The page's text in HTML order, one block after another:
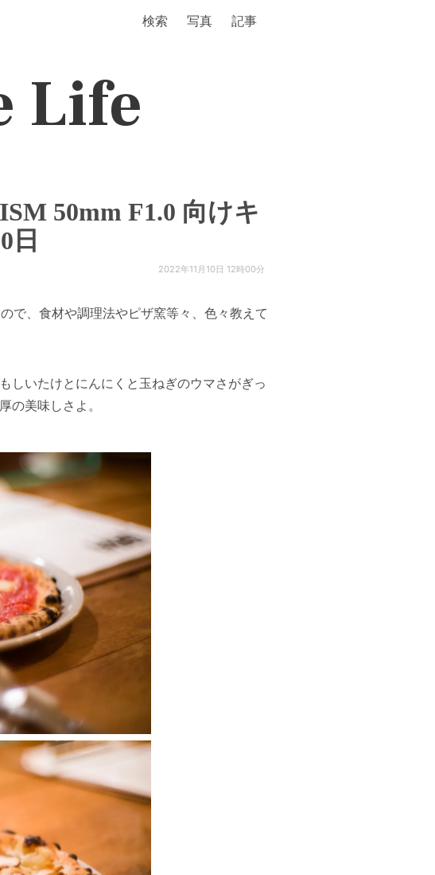
検索 写真 記事
Life
50mm F1.0 向けキ
日
2022年11月10日 12時00分
で、食材や調理法やピザ窯等々、色々教えて
しいたけとにんにくと玉ねぎのウマさがぎっ
の美味しさよ。